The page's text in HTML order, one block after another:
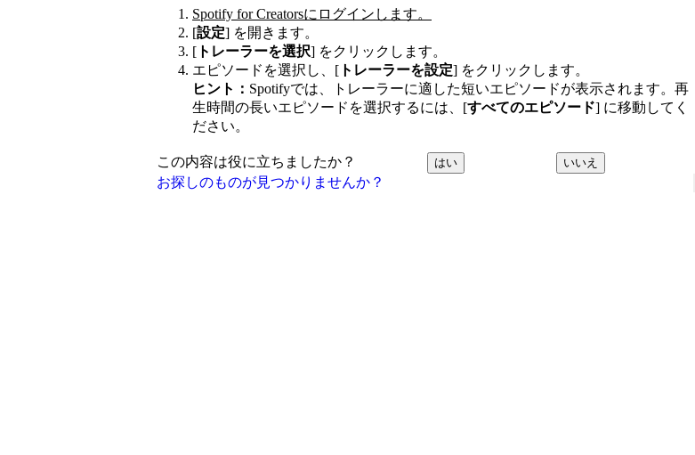
お探しのものが見つかりませんか？
Spotify for Creatorsにログインします。
[設定] を開きます。
[ トレーラーを選択] をクリックします。
エピソードを選択し、[ トレーラーを設定] をクリックします。
ヒント： Spotifyでは、トレーラーに適した短いエピソードが表示されます。再
生時間の長いエピソードを選択するには、[すべてのエピソード] に移動してく
ださい。
この内容は役に立ちましたか？ はい いいえ